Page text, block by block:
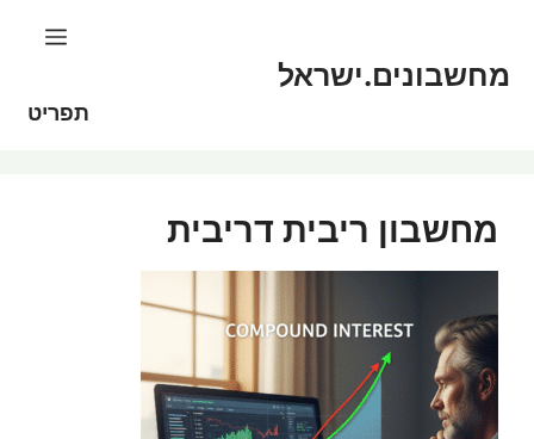
מחשבונים.ישראל
תפריט
מחשבון ריבית דריבית